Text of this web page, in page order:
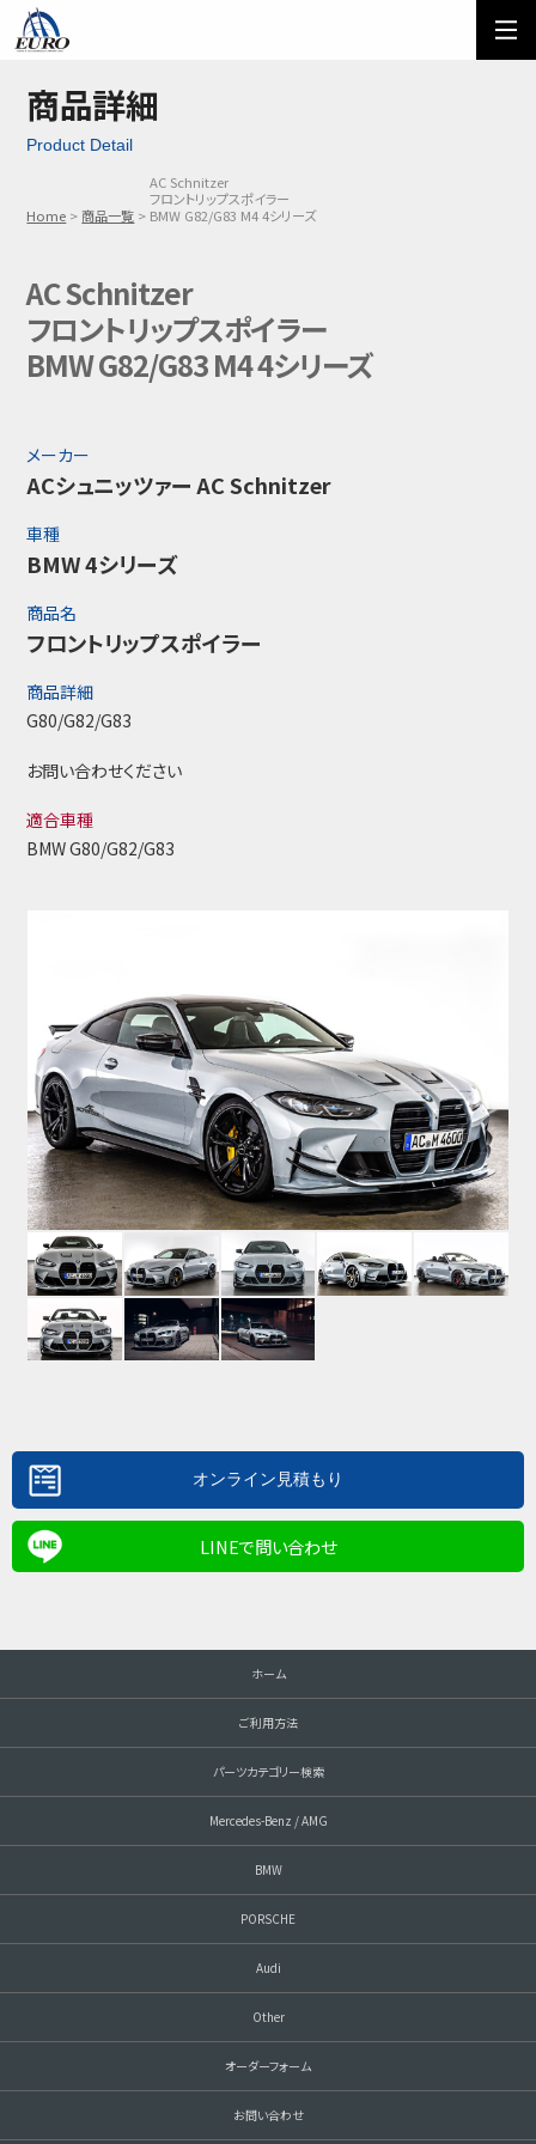
ご利用方法
メール問い合わせ
03-5674-7742
商品詳細
Product Detail
Home 商品一覧
AC Schnitzer
フロントリップスポイラー
BMW G82/G83 M4 4シリーズ
AC Schnitzer
フロントリップスポイラー
BMW G82/G83 M4 4シリーズ
メーカー
ACシュニッツァー AC Schnitzer
車種
BMW 4シリーズ
商品名
フロントリップスポイラー
商品詳細
G80/G82/G83
お問い合わせください
適合車種
BMW G80/G82/G83
LINEで問い合わせ
ホーム
ご利用方法
パーツカテゴリー検索
Mercedes-Benz / AMG
BMW
PORSCHE
Audi
Other
オーダーフォーム
お問い合わせ